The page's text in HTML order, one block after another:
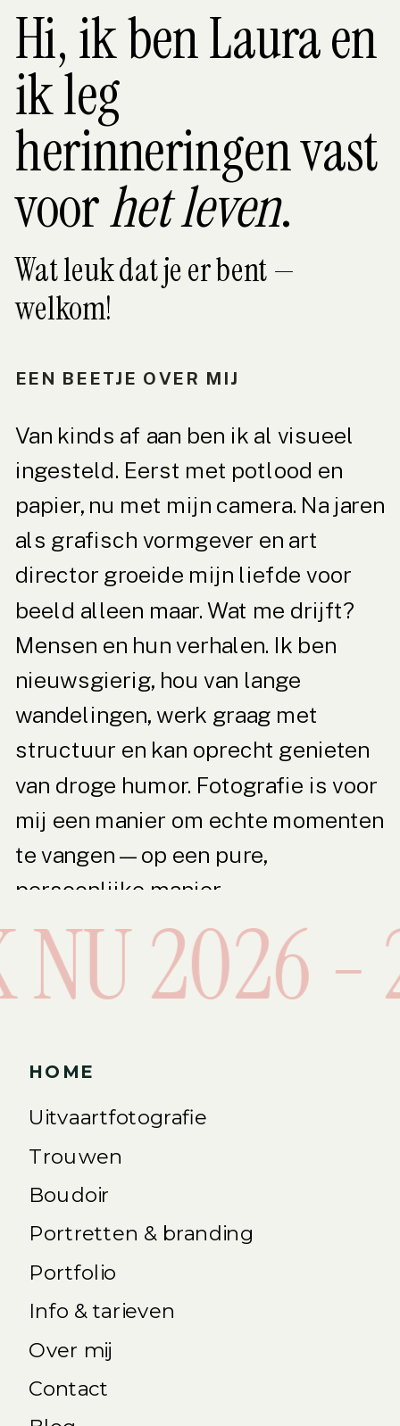
Wat leuk dat je er bent —
welkom!
EEN BEETJE OVER MIJ
Van kinds af aan ben ik al visueel
ingesteld. Eerst met potlood en
papier, nu met mijn camera. Na jaren
als grafisch vormgever en art
director groeide mijn liefde voor
beeld alleen maar. Wat me drijft?
Mensen en hun verhalen. Ik ben
nieuwsgierig, hou van lange
wandelingen, werk graag met
structuur en kan oprecht genieten
van droge humor. Fotografie is voor
mij een manier om echte momenten
te vangen — op een pure,
persoonlijke manier.
Hi, ik ben Laura en
ik leg
herinneringen vast
voorhet leven.
Contact
Over mij
Info & tarieven
Portfolio
Portretten & branding
Boudoir
Uitvaartfotografie
HOME
2026 -
Trouwen